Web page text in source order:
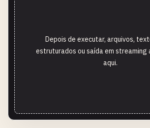
Depois de executar, arquivos,
estruturados ou saída em streaming
aqui.